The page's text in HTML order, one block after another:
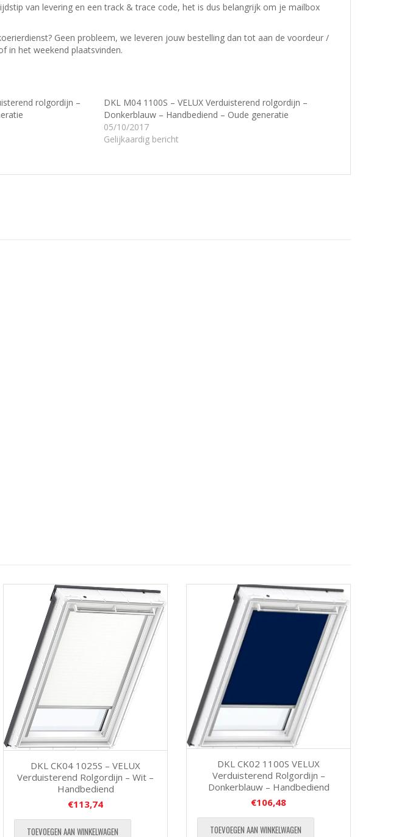
van levering en een track & trace code, het is dus belangrijk om je mailbox
Geen probleem, we leveren jouw bestelling dan tot aan de voordeur /
in het weekend plaatsvinden.
rolgordijn –
DKL M04 1100S – VELUX Verduisterend rolgordijn –
Donkerblauw – Handbediend – Oude generatie
05/10/2017
Gelijkaardig bericht
DKL CK04 1025S – VELUX
Verduisterend Rolgordijn – Wit –
Handbediend
€113,74
TOEVOEGEN AAN WINKELWAGEN
DKL CK02 1100S VELUX
Verduisterend Rolgordijn –
Donkerblauw – Handbediend
€106,48
TOEVOEGEN AAN WINKELWAGEN